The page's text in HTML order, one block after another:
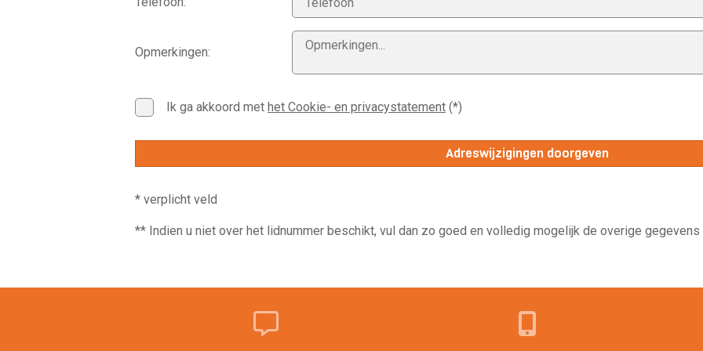
Opmerkingen:
Ik ga akkoord met het Cookie- en privacystatement (*)
* verplicht veld
** Indien u niet over het lidnummer beschikt, vul dan zo goed en volledig mogelijk de overige gegevens